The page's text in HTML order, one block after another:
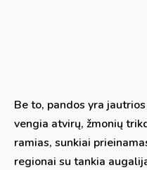
Be to, pandos yra
vengia atvirų, žmonių
ramias, sunkiai
regionai su tankia